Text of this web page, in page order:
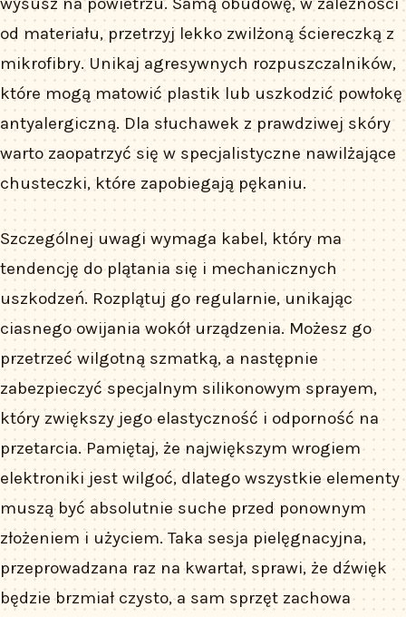
od materiału, przetrzyj lekko zwilżoną ściereczką z
mikrofibry. Unikaj agresywnych rozpuszczalników,
które mogą matowić plastik lub uszkodzić powłokę
antyalergiczną. Dla słuchawek z prawdziwej skóry
warto zaopatrzyć się w specjalistyczne nawilżające
chusteczki, które zapobiegają pękaniu.
Szczególnej uwagi wymaga kabel, który ma
tendencję do plątania się i mechanicznych
uszkodzeń. Rozplątuj go regularnie, unikając
ciasnego owijania wokół urządzenia. Możesz go
przetrzeć wilgotną szmatką, a następnie
zabezpieczyć specjalnym silikonowym sprayem,
który zwiększy jego elastyczność i odporność na
przetarcia. Pamiętaj, że największym wrogiem
elektroniki jest wilgoć, dlatego wszystkie elementy
muszą być absolutnie suche przed ponownym
złożeniem i użyciem. Taka sesja pielęgnacyjna,
przeprowadzana raz na kwartał, sprawi, że dźwięk
będzie brzmiał czysto, a sam sprzęt zachowa